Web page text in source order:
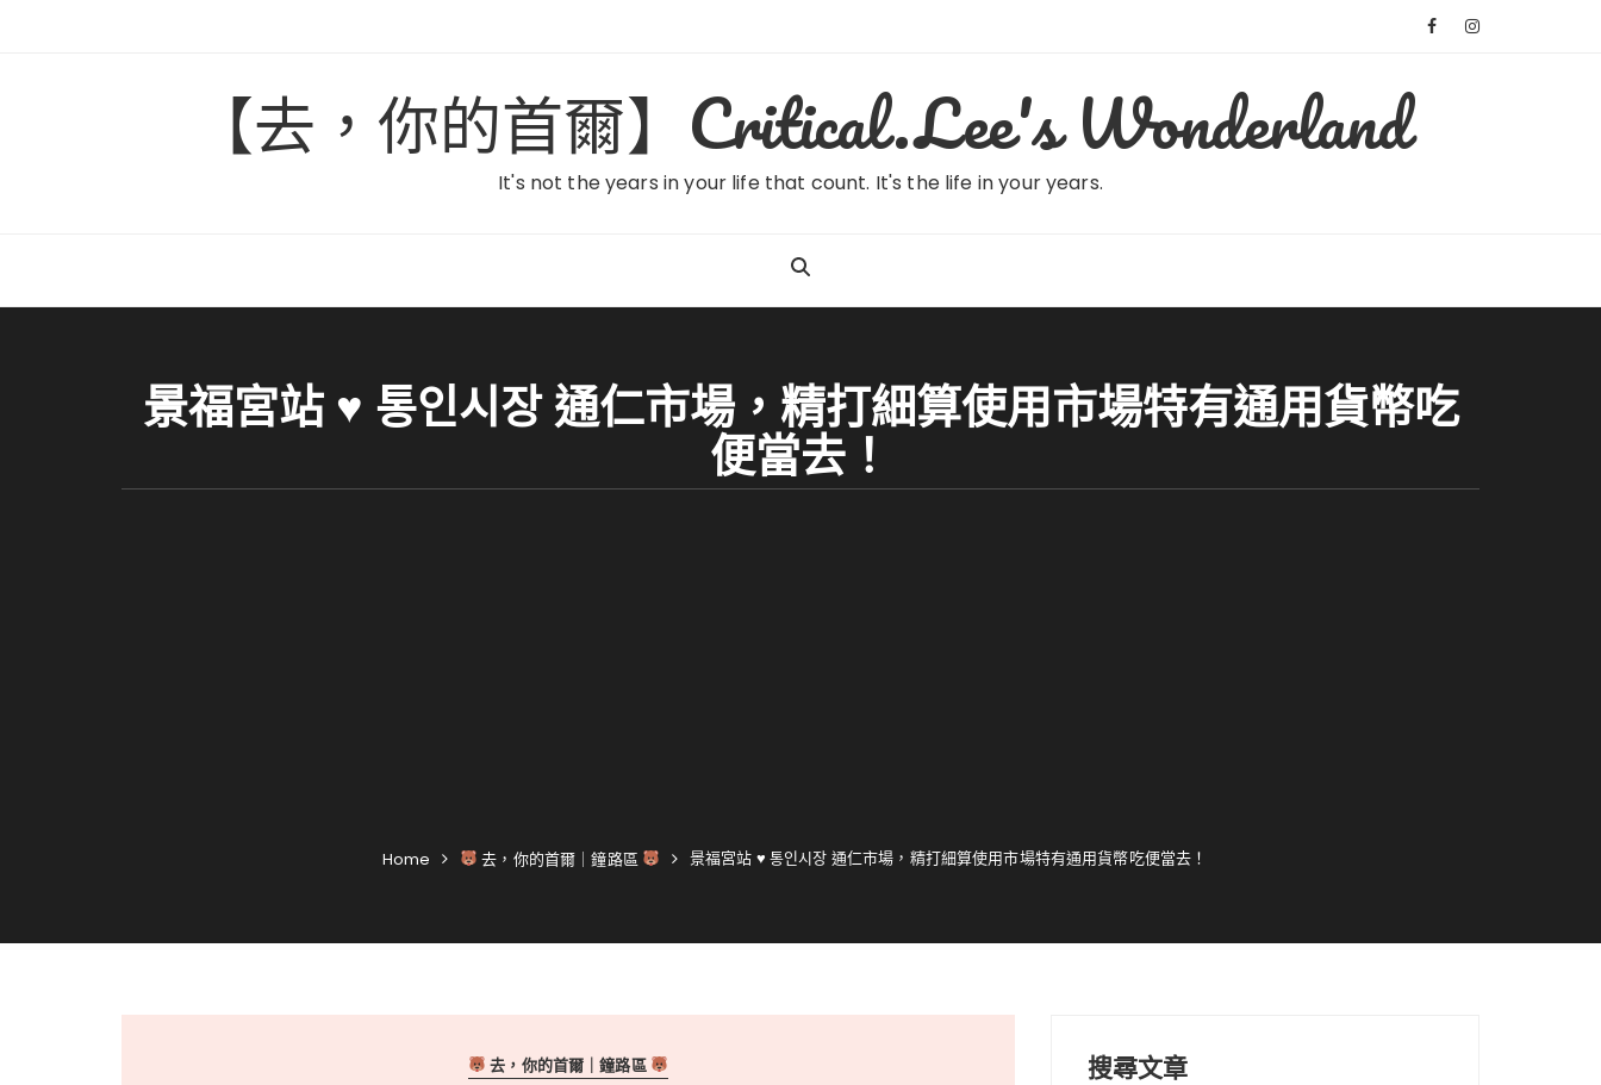
【去，你的首爾】Critical.Lee's Wonderland
It's not the years in your life that count. It's the life in your years.
景福宮站 ♥ 통인시장 通仁市場，精打細算使用市場特有通用貨幣吃
便當去！
Home 去，你的首爾｜鐘路區 景福宮站 ♥ 통인시장 通仁市場，精打細算使用市場特有通用貨幣吃便當去！
去，你的首爾｜鐘路區 搜尋文章